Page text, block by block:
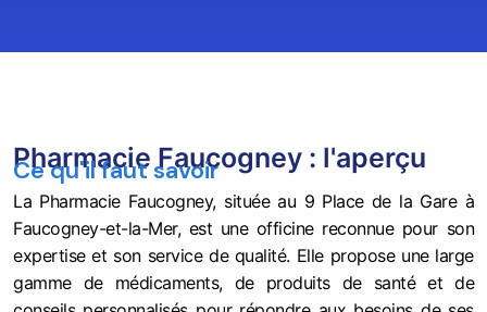
Pharmacie Faucogney : l'aperçu
Ce qu'il faut savoir
La Pharmacie Faucogney, située au 9 Place de la Gare à
Faucogney-et-la-Mer, est une officine reconnue pour son
expertise et son service de qualité. Elle propose une large
gamme de médicaments, de produits de santé et de